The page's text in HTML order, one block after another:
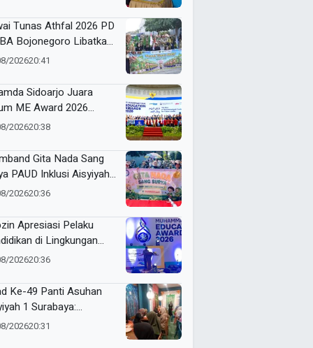
di Gampangsejati
Tunas Athfal 2026 PD
Bojonegoro Libatkan
Peserta
202620:41
Sidoarjo Juara
ME Award 2026
28 Medali
202620:38
Gita Nada Sang
PAUD Inklusi Aisyiyah I
Meriahkan Pawai
202620:36
Apresiasi Pelaku
di Lingkungan
di ME
202620:36
Ke-49 Panti Asuhan
1 Surabaya:
Langkah,
202620:31